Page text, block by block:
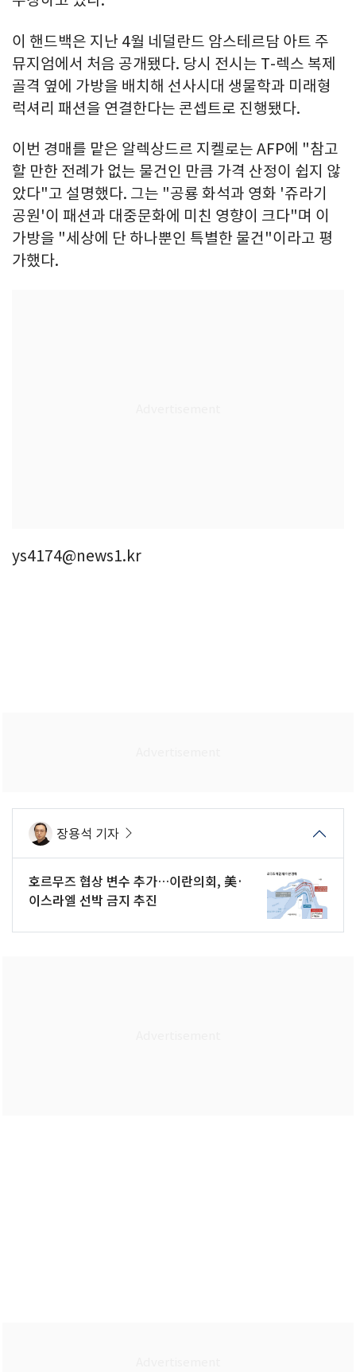
이 핸드백은 지난 4월 네덜란드 암스테르담 아트 주
뮤지엄에서 처음 공개됐다. 당시 전시는 T-렉스 복제
골격 옆에 가방을 배치해 선사시대 생물학과 미래형
럭셔리 패션을 연결한다는 콘셉트로 진행됐다.
이번 경매를 맡은 알렉상드르 지켈로는 AFP에 "참고
할 만한 전례가 없는 물건인 만큼 가격 산정이 쉽지 않
았다"고 설명했다. 그는 "공룡 화석과 영화 '쥬라기
공원'이 패션과 대중문화에 미친 영향이 크다"며 이
가방을 "세상에 단 하나뿐인 특별한 물건"이라고 평
가했다.
ys4174@news1.kr
장용석 기자
호르무즈 협상 변수 추가…이란의회, 美·
이스라엘 선박 금지 추진